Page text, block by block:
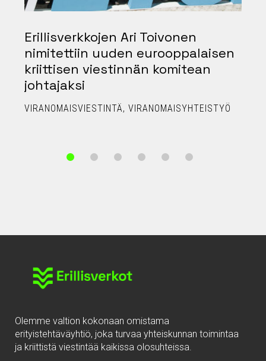
Erillisverkkojen Ari Toivonen
nimitettiin uuden eurooppalaisen
kriittisen viestinnän komitean
johtajaksi
VIRANOMAISVIESTINTÄ VIRANOMAISYHTEISTYÖ
Olemme valtion kokonaan omistama
erityistehtäväyhtiö, joka turvaa yhteiskunnan toimintaa
ja kriittistä viestintää kaikissa olosuhteissa.